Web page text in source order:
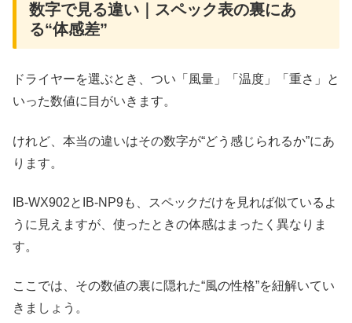
数字で見る違い｜スペック表の裏にあ
る“体感差”
ドライヤーを選ぶとき、つい「風量」「温度」「重さ」と
いった数値に目がいきます。
けれど、本当の違いはその数字が“どう感じられるか”にあ
ります。
IB-WX902とIB-NP9も、スペックだけを見れば似ているよ
うに見えますが、使ったときの体感はまったく異なりま
す。
ここでは、その数値の裏に隠れた“風の性格”を紐解いてい
きましょう。